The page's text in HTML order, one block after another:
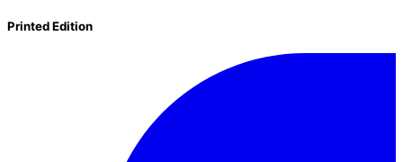
Printed Edition